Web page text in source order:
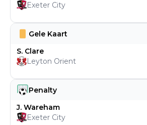
Penalty
J. Wareham
Exeter City
Gele Kaart
S. Clare
Leyton Orient
Exeter City